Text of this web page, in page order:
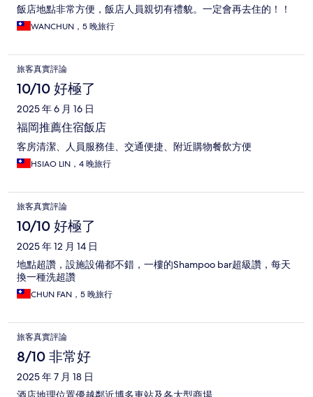
飯店地點非常方便，飯店人員親切有禮貌。一定會再去住的！！
WANCHUN，5 晚旅行
旅客真實評論
10/10 好極了
2025 年 6 月 16 日
福岡推薦住宿飯店
客房清潔、人員服務佳、交通便捷、附近購物餐飲方便
HSIAO LIN，4 晚旅行
旅客真實評論
10/10 好極了
2025 年 12 月 14 日
地點超讚，設施設備都不錯，一樓的Shampoo bar超級讚，每天
換一種洗超讚
CHUN FAN，5 晚旅行
旅客真實評論
8/10 非常好
2025 年 7 月 18 日